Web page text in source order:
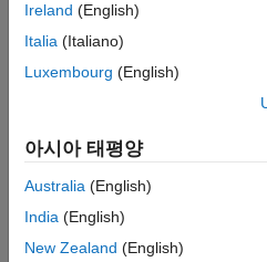
Ireland (English)
Italia (Italiano)
Luxembourg (English)
아시아 태평양
Australia (English)
India (English)
New Zealand (English)